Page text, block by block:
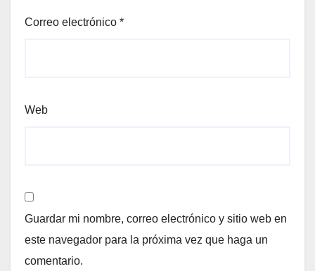
Correo electrónico *
Web
Guardar mi nombre, correo electrónico y sitio web en
este navegador para la próxima vez que haga un
comentario.